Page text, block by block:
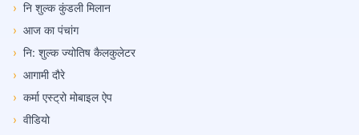
› नि शुल्क कुंडली मिलान
› आज का पंचांग
› नि: शुल्क ज्योतिष कैलकुलेटर
› आगामी दौरे
› कर्मा एस्ट्रो मोबाइल ऐप
› वीडियो